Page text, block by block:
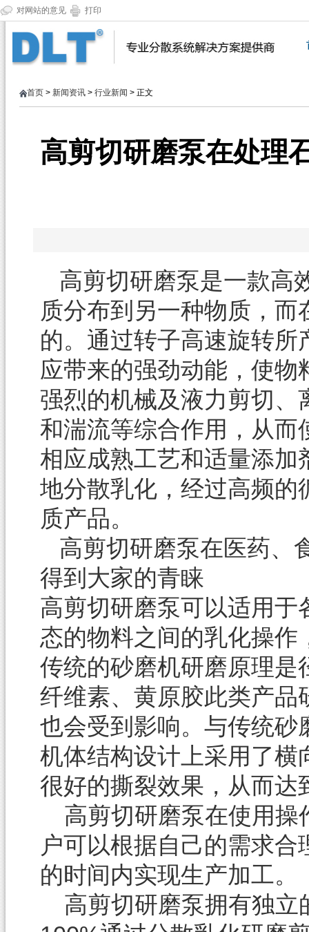
对网站的意见 打印
首页 > 新闻资讯 > 行业新闻 > 正文
高剪切研磨泵在处理
高剪切研磨泵是一款高
质分布到另一种物质，
的。通过转子高速旋转
应带来的强劲动能，使
强烈的机械及液力剪切
和湍流等综合作用，从而
相应成熟工艺和适量添加
地分散乳化，经过高频的
质产品。
高剪切研磨泵在医药、
得到大家的青睐
高剪切研磨泵可以适用
态的物料之间的乳化操
传统的砂磨机研磨原理是
纤维素、黄原胶此类产品
也会受到影响。与传统砂
机体结构设计上采用了横
很好的撕裂效果，从而达
高剪切研磨泵在使用
户可以根据自己的需求
的时间内实现生产加工。
高剪切研磨泵拥有独